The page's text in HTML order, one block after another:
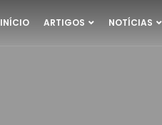
INÍCIO ARTIGOS NOTÍCIAS